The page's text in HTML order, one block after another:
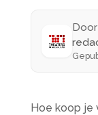
Door
Hoe koop je